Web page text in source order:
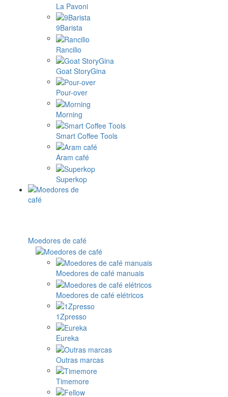
La Pavoni
9Barista
Rancilio
Goat StoryGina
Pour-over
Morning
Smart Coffee Tools
Aram café
Superkop
Moedores de café
Moedores de café manuais
Moedores de café elétricos
1Zpresso
Eureka
Outras marcas
Timemore